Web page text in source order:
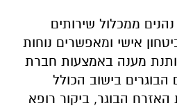
ממכלול שירותים
אישי ומאפשרים נוחות
מענה באמצעות חברת
הבוגרים בישוב הכולל
הבוגר, ביקור רופא